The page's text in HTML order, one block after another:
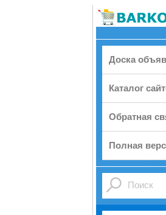
Доска
Каталог
Обратная
Полная